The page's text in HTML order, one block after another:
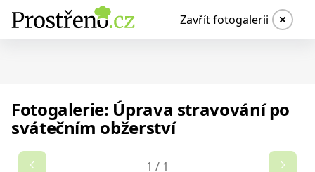
Zavřít fotogalerii
Fotogalerie: Úprava stravování po
svátečním obžerství
1 / 1